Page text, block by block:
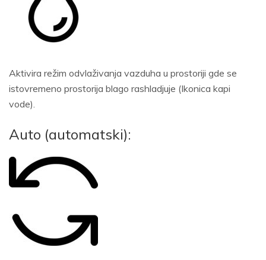
Aktivira režim odvlaživanja vazduha u prostoriji gde se
istovremeno prostorija blago rashladjuje (Ikonica kapi
vode).
Auto (automatski):